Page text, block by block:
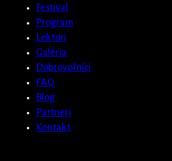
Festival
Program
Lektori
Galéria
Dobrovoľníci
FAQ
Blog
Partneri
Kontakt